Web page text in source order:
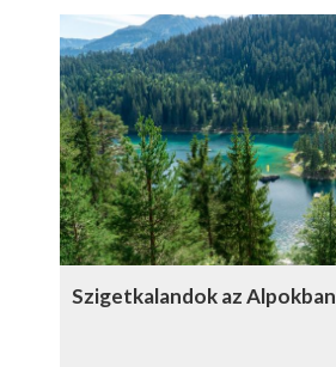
Szigetkalandok az Alpokban